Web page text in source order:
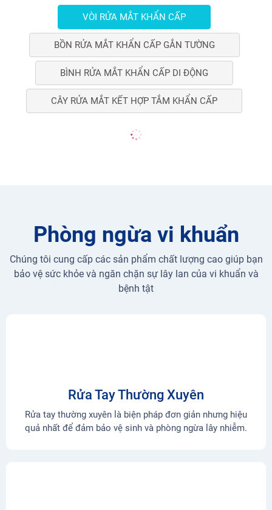
VÒI RỬA MẮT KHẨN CẤP
BỒN RỬA MẮT KHẨN CẤP GẮN TƯỜNG
BÌNH RỬA MẮT KHẨN CẤP DI ĐỘNG
CÂY RỬA MẮT KẾT HỢP TẮM KHẨN CẤP
Phòng ngừa vi khuẩn
Chúng tôi cung cấp các sản phẩm chất lượng cao giúp bạn
bảo vệ sức khỏe và ngăn chặn sự lây lan của vi khuẩn và
bệnh tật
Rửa Tay Thường Xuyên
Rửa tay thường xuyên là biện pháp đơn giản nhưng hiệu
quả nhất để đảm bảo vệ sinh và phòng ngừa lây nhiễm.